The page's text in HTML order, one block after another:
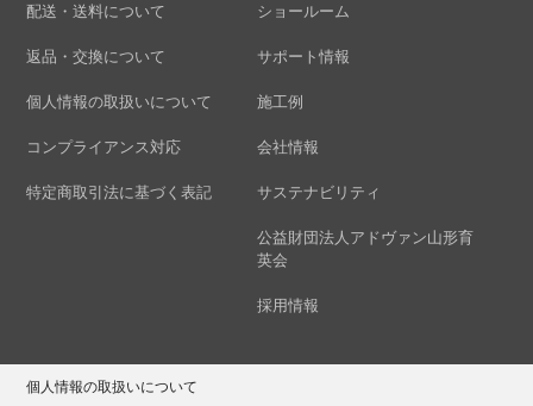
配送・送料について
返品・交換について
個人情報の取扱いについて
コンプライアンス対応
特定商取引法に基づく表記
ショールーム
サポート情報
施工例
会社情報
サステナビリティ
公益財団法人アドヴァン山形育
英会
採用情報
個人情報の取扱いについて